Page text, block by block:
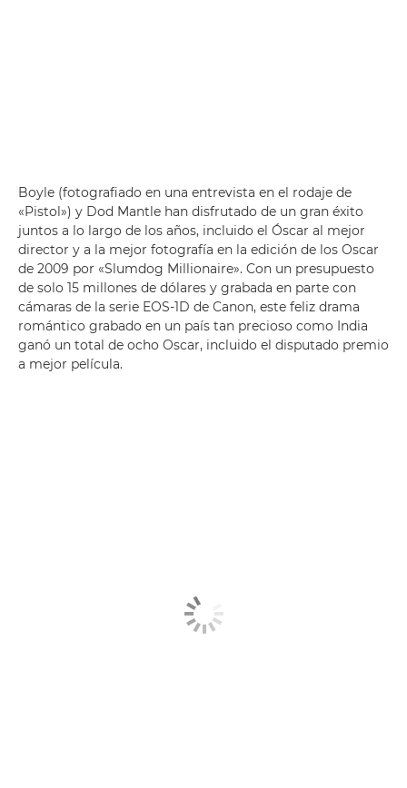
Boyle (fotografiado en una entrevista en el rodaje de
«Pistol») y Dod Mantle han disfrutado de un gran éxito
juntos a lo largo de los años, incluido el Óscar al mejor
director y a la mejor fotografía en la edición de los Oscar
de 2009 por «Slumdog Millionaire». Con un presupuesto
de solo 15 millones de dólares y grabada en parte con
cámaras de la serie EOS-1D de Canon, este feliz drama
romántico grabado en un país tan precioso como India
ganó un total de ocho Oscar, incluido el disputado premio
a mejor película.